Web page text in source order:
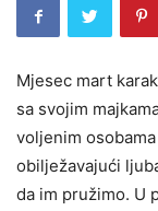
Mjesec mart
sa svojim
voljenim
obilježavajući
da im pružimo. U